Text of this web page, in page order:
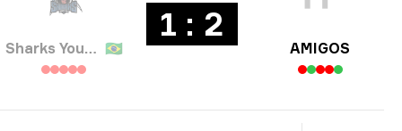
Sharks Youngsters 🇧🇷
1 : 2
AMIGOS